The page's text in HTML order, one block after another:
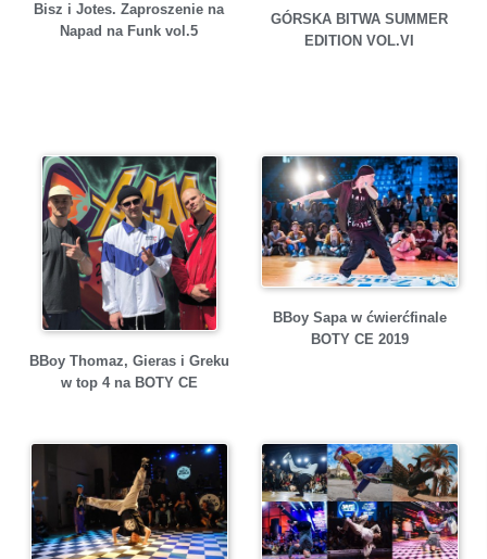
Bisz i Jotes. Zaproszenie na
Napad na Funk vol.5
GÓRSKA BITWA SUMMER
EDITION VOL.VI
BBoy Thomaz, Gieras i Greku
w top 4 na BOTY CE
BBoy Sapa w ćwierćfinale
BOTY CE 2019